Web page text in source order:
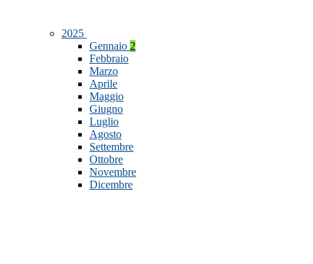
2025
Gennaio 2
Febbraio
Marzo
Aprile
Maggio
Giugno
Luglio
Agosto
Settembre
Ottobre
Novembre
Dicembre